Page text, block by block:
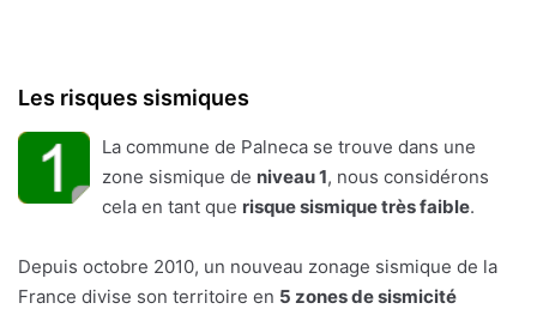
Les risques sismiques
La commune de Palneca se trouve dans une
zone sismique de niveau 1, nous considérons
cela en tant que risque sismique très faible.
Depuis octobre 2010, un nouveau zonage sismique de la
France divise son territoire en 5 zones de sismicité